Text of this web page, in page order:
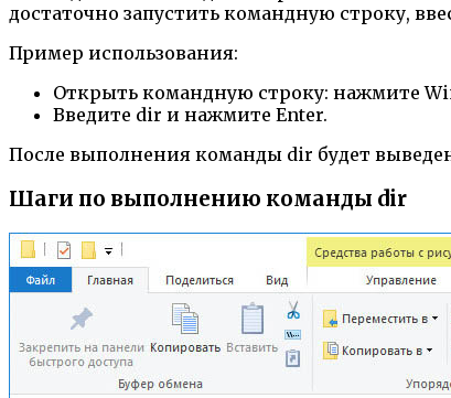
достаточно запустить командную строку,
Пример использования:
Открыть командную строку: нажмите
Введите dir и нажмите Enter.
После выполнения команды dir будет
Шаги по выполнению команды dir